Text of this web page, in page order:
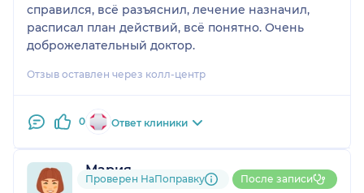
справился, всё разъяснил, лечение назначил,
расписал план действий, всё понятно. Очень
доброжелательный доктор.
Отзыв оставлен через колл-центр
0 Ответ клиники
Мария
27 отзывов
Проверен НаПоправку После записи